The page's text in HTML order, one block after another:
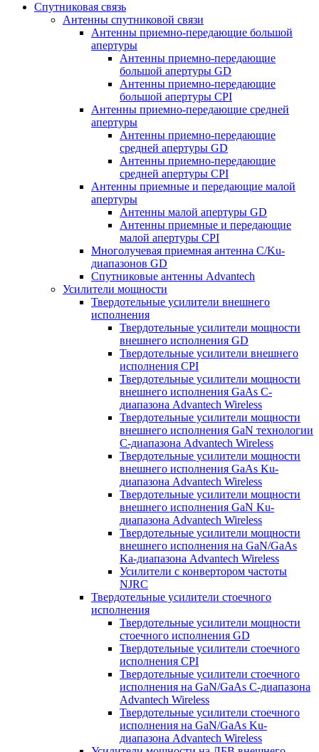
Спутниковая связь
Антенны спутниковой связи
Антенны приемно-передающие большой
апертуры
Антенны приемно-передающие
большой апертуры GD
Антенны приемно-передающие
большой апертуры CPI
Антенны приемно-передающие средней
апертуры
Антенны приемно-передающие
средней апертуры GD
Антенны приемно-передающие
средней апертуры CPI
Антенны приемные и передающие малой
апертуры
Антенны малой апертуры GD
Антенны приемные и передающие
малой апертуры CPI
Многолучевая приемная антенна С/Ku-
диапазонов GD
Спутниковые антенны Advantech
Усилители мощности
Твердотельные усилители внешнего
исполнения
Твердотельные усилители мощности
внешнего исполнения GD
Твердотельные усилители внешнего
исполнения CPI
Твердотельные усилители мощности
внешнего исполнения GaAs С-
диапазона Advantech Wireless
Твердотельные усилители мощности
внешнего исполнения GaN технологии
С-диапазона Advantech Wireless
Твердотельные усилители мощности
внешнего исполнения GaAs Ku-
диапазона Advantech Wireless
Твердотельные усилители мощности
внешнего исполнения GaN Ku-
диапазона Advantech Wireless
Твердотельные усилители мощности
внешнего исполнения на GaN/GaAs
Ka-диапазона Advantech Wireless
Усилители с конвертором чаcтоты
NJRC
Твердотельные усилители стоечного
исполнения
Твердотельные усилители мощности
стоечного исполнения GD
Твердотельные усилители стоечного
исполнения CPI
Твердотельные усилители стоечного
исполнения на GaN/GaAs С-диапазона
Advantech Wireless
Твердотельные усилители стоечного
исполнения на GaN/GaAs Ku-
диапазона Advantech Wireless